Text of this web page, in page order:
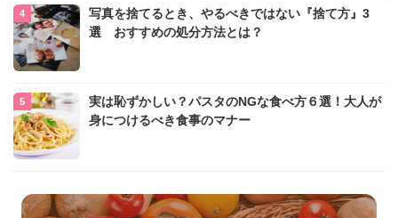
写真を捨てるとき、やるべきではない『捨て方』3
選 おすすめの処分方法とは？
実は恥ずかしい？パスタのNGな食べ方６選！大人が
身につけるべき食事のマナー